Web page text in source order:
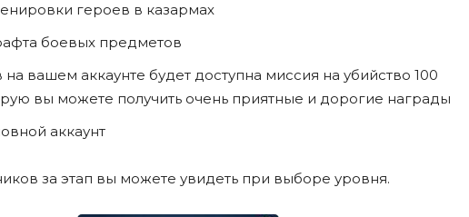
героев в казармах
боевых предметов
вашем аккаунте будет доступна миссия на убийство 100
вы можете получить очень приятные и дорогие награды
аккаунт
за этап вы можете увидеть при выборе уровня.